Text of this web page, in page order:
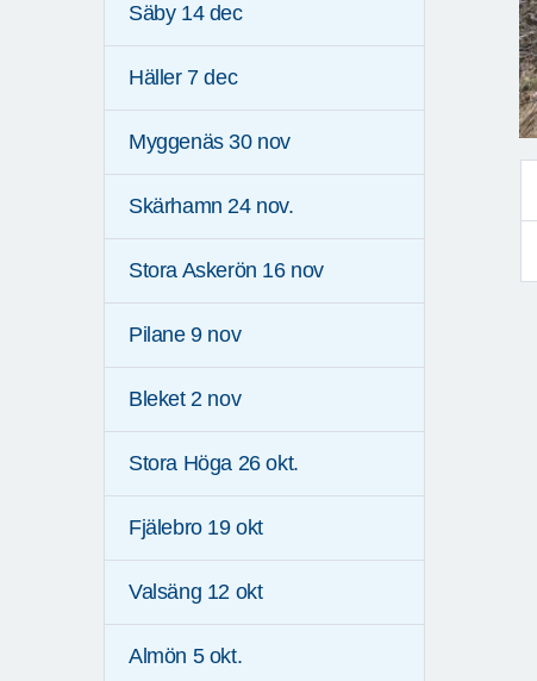
Säby 14 dec
Häller 7 dec
Myggenäs 30 nov
Skärhamn 24 nov.
Stora Askerön 16 nov
Pilane 9 nov
Bleket 2 nov
Stora Höga 26 okt.
Fjälebro 19 okt
Valsäng 12 okt
Almön 5 okt.